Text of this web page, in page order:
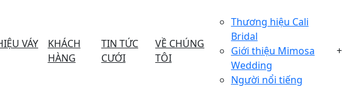
VÁY
KHÁCH
HÀNG
TIN TỨC
CƯỚI
VỀ CHÚNG
TÔI
Thương hiệu Cali
Bridal
Giới thiệu Mimosa
Wedding
Người nổi tiếng
+